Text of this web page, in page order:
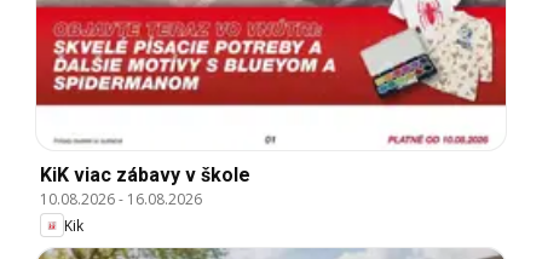
KiK viac zábavy v škole
10.08.2026- 16.08.2026
Kik